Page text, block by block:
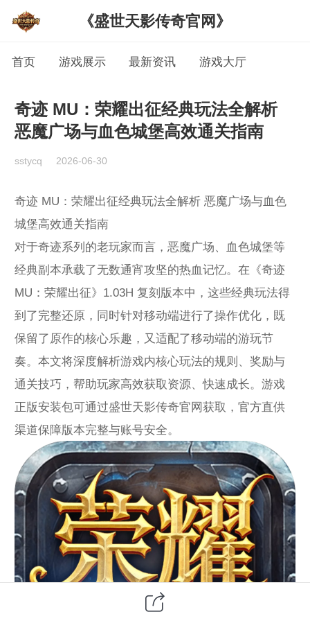
《盛世天影传奇官网》
首页 游戏展示 最新资讯 游戏大厅
奇迹 MU：荣耀出征经典玩法全解析
恶魔广场与血色城堡高效通关指南
sstycq 2026-06-30
奇迹 MU：荣耀出征经典玩法全解析 恶魔广场与血色
城堡高效通关指南
对于奇迹系列的老玩家而言，恶魔广场、血色城堡等
经典副本承载了无数通宵攻坚的热血记忆。在《奇迹
MU：荣耀出征》1.03H 复刻版本中，这些经典玩法得
到了完整还原，同时针对移动端进行了操作优化，既
保留了原作的核心乐趣，又适配了移动端的游玩节
奏。本文将深度解析游戏内核心玩法的规则、奖励与
通关技巧，帮助玩家高效获取资源、快速成长。游戏
正版安装包可通过盛世天影传奇官网获取，官方直供
渠道保障版本完整与账号安全。